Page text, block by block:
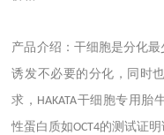
产品介绍：干细胞是分化
诱发不必要的分化，同时
求， HAKATA干细胞专用胎
性蛋白质如OCT4的测试证